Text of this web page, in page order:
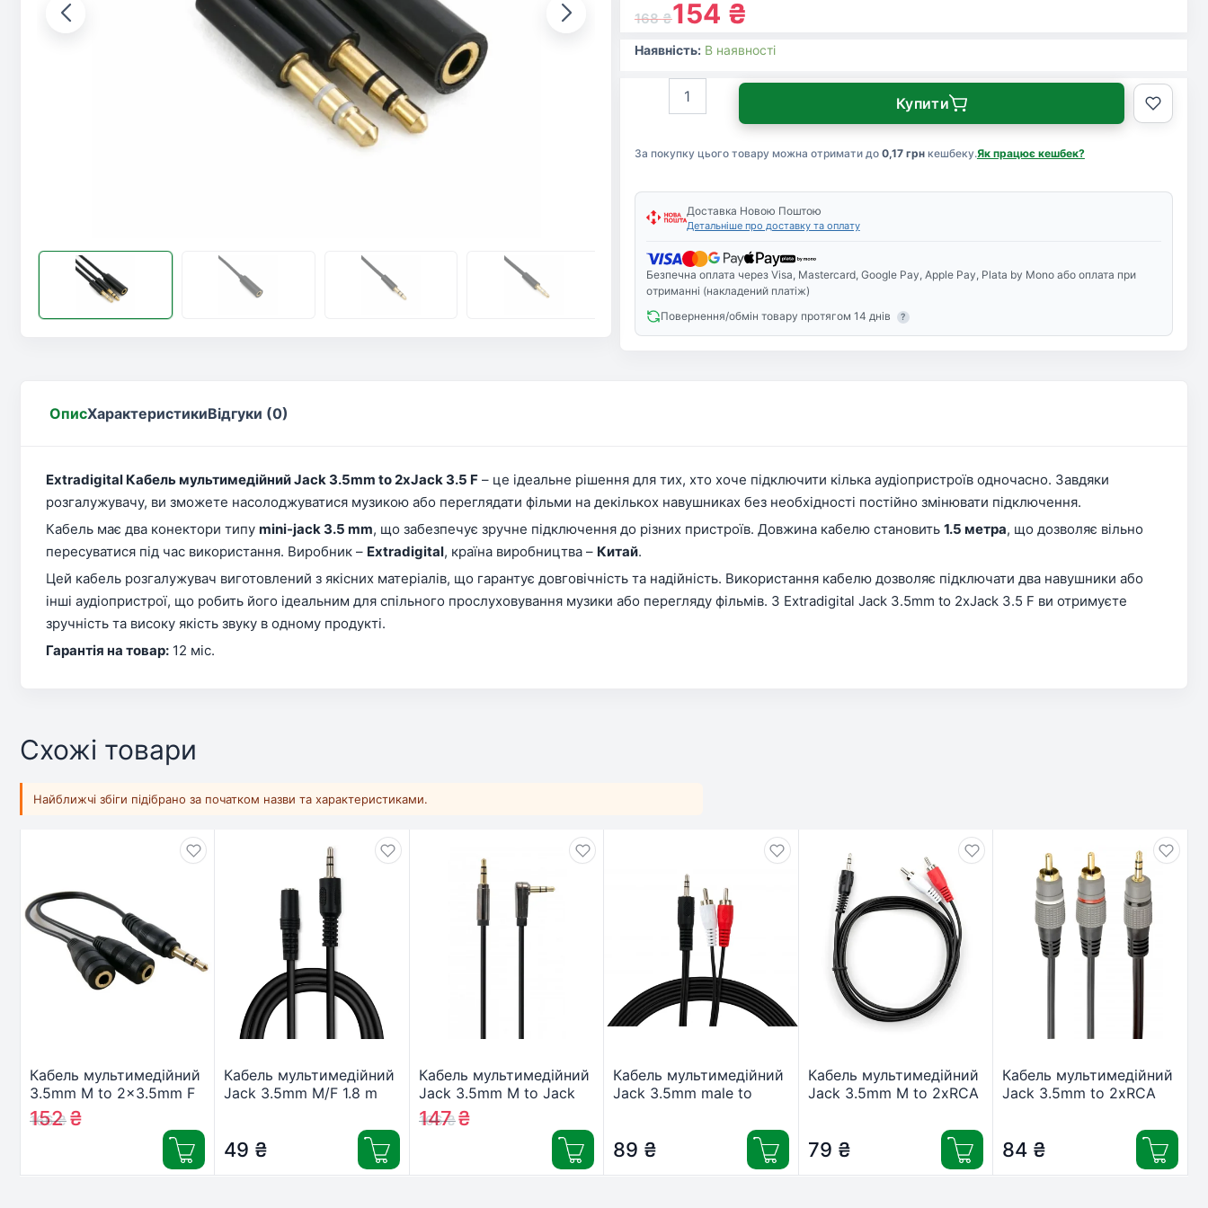
168₴154 ₴
Наявність: В наявності
За покупку цього товару можна отримати до 0,17 грнкешбеку.Як працює кешбек?
мультимедійний
to
3.5
Extradigital
(KBA1646)
кількість
Купити
Доставка Новою Поштою
Детальніше про доставку та оплату
Безпечна оплата через Visa, Mastercard, Google Pay, Apple Pay, Plata by Mono або оплата при
отриманні (накладений платіж)
Повернення/обмін товару протягом 14 днів
?
ОписХарактеристикиВідгуки (0)
Extradigital Кабель мультимедійний Jack 3.5mm to 2xJack 3.5 F – це ідеальне рішення для тих, хто хоче підключити кілька аудіопристроїв одночасно. Завдяки
розгалужувачу, ви зможете насолоджуватися музикою або переглядати фільми на декількох навушниках без необхідності постійно змінювати підключення.
Кабель має два конектори типу mini-jack 3.5 mm, що забезпечує зручне підключення до різних пристроїв. Довжина кабелю становить 1.5 метра, що дозволяє вільно
пересуватися під час використання. Виробник – Extradigital, країна виробництва – Китай.
Цей кабель розгалужувач виготовлений з якісних матеріалів, що гарантує довговічність та надійність. Використання кабелю дозволяє підключати два навушники або
інші аудіопристрої, що робить його ідеальним для спільного прослуховування музики або перегляду фільмів. З Extradigital Jack 3.5mm to 2xJack 3.5 F ви отримуєте
зручність та високу якість звуку в одному продукті.
Гарантія на товар: 12 міс.
Схожі товари
Найближчі збіги підібрано за початком назви та характеристиками.
Кабель мультимедійний
3.5mm M to 2×3.5mm F
0.2m Extradigital
(KBA1680)
166₴
152₴
Кабель мультимедійний
Jack 3.5mm M/F 1.8 m
(VCPDCJ35MF1.8BK)
49 ₴
Кабель мультимедійний
Jack 3.5mm M to Jack
3.5mm M 1.0m угловой
Cablexpert (CCAPB-
166₴
147₴
Кабель мультимедійний
Jack 3.5mm male to
(VCPDCJ35MRCA25BK)
89 ₴
Кабель мультимедійний
Jack 3.5mm M to 2xRCA
(VCPDCJ35MRCA21.5BK)
79 ₴
Кабель мультимедійний
Jack 3.5mm to 2хRCA
84 ₴